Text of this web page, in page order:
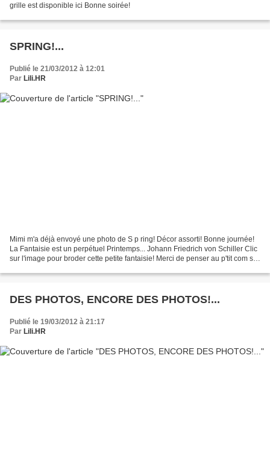
grille est disponible ici Bonne soirée!
SPRING!...
Publié le 21/03/2012 à 12:01
Par Lili.HR
Mimi m'a déjà envoyé une photo de S p ring! Décor assorti! Bonne journée!
La Fantaisie est un perpétuel Printemps... Johann Friedrich von Schiller Clic
sur l'image pour broder cette petite fantaisie! Merci de penser au p'tit com si
DES PHOTOS, ENCORE DES PHOTOS!...
Publié le 19/03/2012 à 21:17
Par Lili.HR